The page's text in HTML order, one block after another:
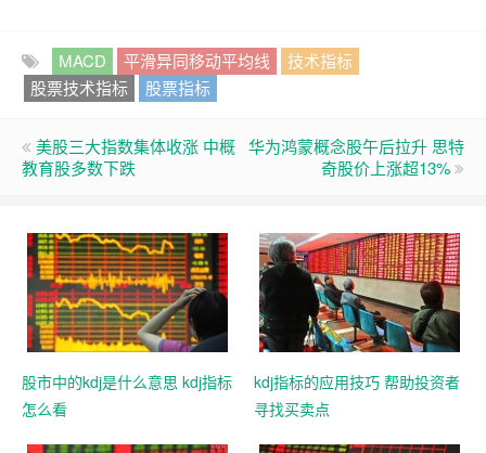
MACD 平滑异同移动平均线
技术指标
股票技术指标
股票指标
美股三大指数集体收涨 中概
教育股多数下跌
华为鸿蒙概念股午后拉升 思特
奇股价上涨超13%
股市中的kdj是什么意思 kdj指标
怎么看
kdj指标的应用技巧 帮助投资者
寻找买卖点